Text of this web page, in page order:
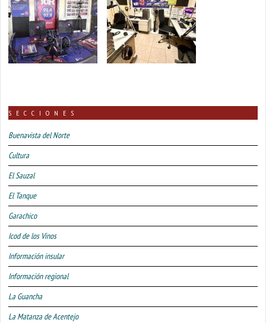
SECCIONES
Buenavista del Norte
Cultura
El Sauzal
El Tanque
Garachico
Icod de los Vinos
Información insular
Información regional
La Guancha
La Matanza de Acentejo